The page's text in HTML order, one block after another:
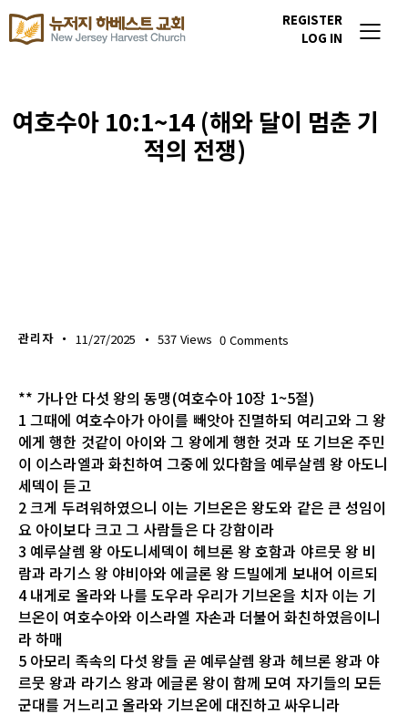
REGISTER
LOG IN
여호수아 10:1~14 (해와 달이 멈춘 기
적의 전쟁)
관리자 11/27/2025 537 Views 0 Comments
** 가나안 다섯 왕의 동맹(여호수아 10장 1~5절)
1 그때에 여호수아가 아이를 빼앗아 진멸하되 여리고와 그 왕
에게 행한 것같이 아이와 그 왕에게 행한 것과 또 기브온 주민
이 이스라엘과 화친하여 그중에 있다함을 예루살렘 왕 아도니
세덱이 듣고
2 크게 두려워하였으니 이는 기브온은 왕도와 같은 큰 성임이
요 아이보다 크고 그 사람들은 다 강함이라
3 예루살렘 왕 아도니세덱이 헤브론 왕 호함과 야르뭇 왕 비
람과 라기스 왕 야비아와 에글론 왕 드빌에게 보내어 이르되
4 내게로 올라와 나를 도우라 우리가 기브온을 치자 이는 기
브온이 여호수아와 이스라엘 자손과 더불어 화친하였음이니
라 하매
5 아모리 족속의 다섯 왕들 곧 예루살렘 왕과 헤브론 왕과 야
르뭇 왕과 라기스 왕과 에글론 왕이 함께 모여 자기들의 모든
군대를 거느리고 올라와 기브온에 대진하고 싸우니라